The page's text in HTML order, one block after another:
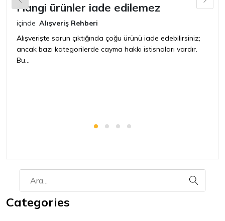
Hangi ürünler iade edilemez
içinde Alışveriş Rehberi
Alışverişte sorun çıktığında çoğu ürünü iade edebilirsiniz;
ancak bazı kategorilerde cayma hakkı istisnaları vardır.
Bu...
Categories